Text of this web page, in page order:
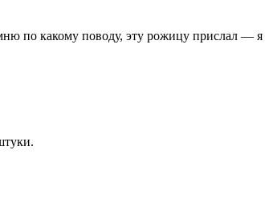
по какому поводу, эту рожицу прислал